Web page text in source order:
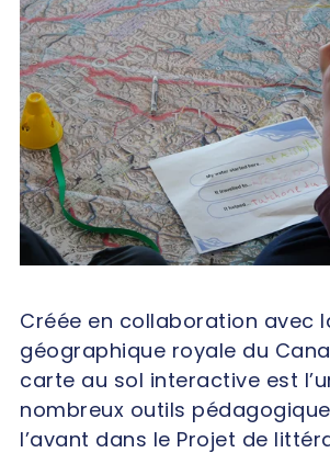
Créée en collaboration avec
géographique royale du
carte au sol interactive est
nombreux outils
l’avant dans le Projet de